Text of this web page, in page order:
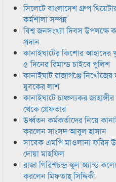
সিলেটে বাংলাদেশ গ্রুপ
কর্মশালা সম্পন্ন
বিশ্ব জনসংখ্যা দিবস উপলক্ষে
প্রদান
কানাইঘাটের কিশোর
৫ দিনের রিমান্ড চাইবে পুলিশ
কানাইঘাট রাজাগঞ্জে
যুবকের লাশ
কানাইঘাটে চাঞ্চল্যকর
থেকে গ্রেফতার
উর্ধ্বতন কর্মকর্তাদের নিয়ে
করলেন সাংসদ আবুল হাসান
সাবেক এমপি মাওলানা ফরিদ
দোয়া মাহফিল
রাজা গিরিশচন্দ্র স্কুল অ্যান্ড
করলেন মিফতাহ্ সিদ্দিকী